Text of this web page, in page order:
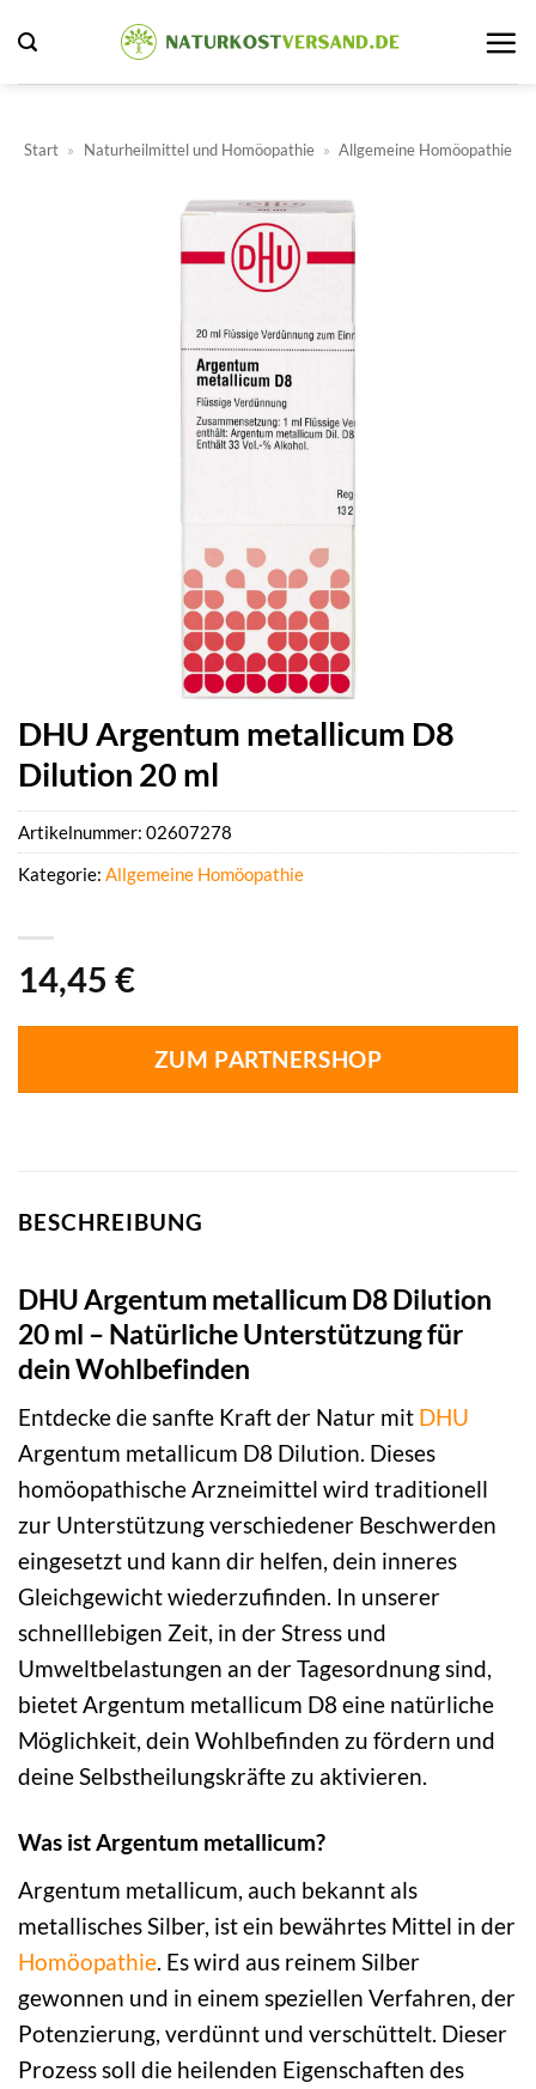
Inhalt
springen
Start » Naturheilmittel und Homöopathie » Allgemeine Homöopathie
DHU Argentum metallicum D8
Dilution 20 ml
14,45 €
ZUM PARTNERSHOP
Artikelnummer: 02607278
Kategorie: Allgemeine Homöopathie
BESCHREIBUNG
DHU Argentum metallicum D8 Dilution
20 ml – Natürliche Unterstützung für
dein Wohlbefinden
Entdecke die sanfte Kraft der Natur mit DHU
Argentum metallicum D8 Dilution. Dieses
homöopathische Arzneimittel wird traditionell
zur Unterstützung verschiedener Beschwerden
eingesetzt und kann dir helfen, dein inneres
Gleichgewicht wiederzufinden. In unserer
schnelllebigen Zeit, in der Stress und
Umweltbelastungen an der Tagesordnung sind,
bietet Argentum metallicum D8 eine natürliche
Möglichkeit, dein Wohlbefinden zu fördern und
deine Selbstheilungskräfte zu aktivieren.
Was ist Argentum metallicum?
Argentum metallicum, auch bekannt als
metallisches Silber, ist ein bewährtes Mittel in der
Homöopathie. Es wird aus reinem Silber
gewonnen und in einem speziellen Verfahren, der
Potenzierung, verdünnt und verschüttelt. Dieser
Prozess soll die heilenden Eigenschaften des